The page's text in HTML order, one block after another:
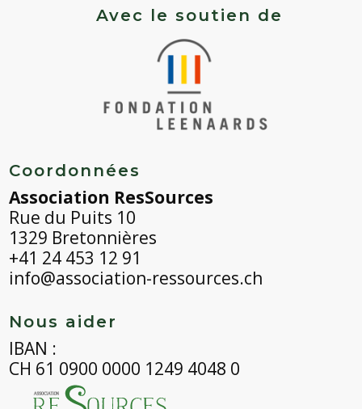
Avec le soutien de
Coordonnées
Association ResSources
Rue du Puits 10
1329 Bretonnières
+41 24 453 12 91
info@association-ressources.ch
Nous aider
IBAN :
CH 61 0900 0000 1249 4048 0